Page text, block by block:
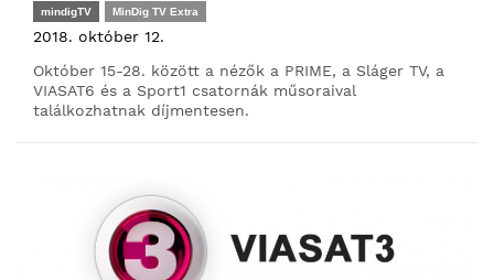
mindigTV MinDig TV Extra
2018. október 12.
Október 15-28. között a nézők a PRIME, a Sláger TV, a
VIASAT6 és a Sport1 csatornák műsoraival
találkozhatnak díjmentesen.